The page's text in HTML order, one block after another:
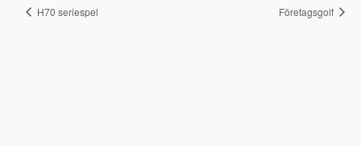
H70 seriespel Företagsgolf